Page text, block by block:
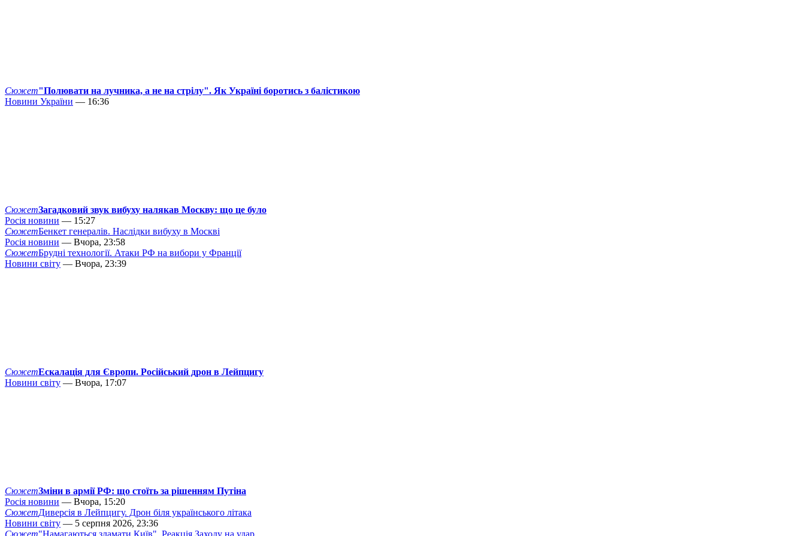
Сюжет"Полювати на лучника, а не на стрілу". Як Україні боротись з балістикою
Новини України — 16:36
СюжетЗагадковий звук вибуху налякав Москву: що це було
Росія новини — 15:27
СюжетБенкет генералів. Наслідки вибуху в Москві
Росія новини — Вчора, 23:58
СюжетБрудні технології. Атаки РФ на вибори у Франції
Новини світу — Вчора, 23:39
СюжетЕскалація для Європи. Російський дрон в Лейпцигу
Новини світу — Вчора, 17:07
СюжетЗміни в армії РФ: що стоїть за рішенням Путіна
Росія новини — Вчора, 15:20
СюжетДиверсія в Лейпцигу. Дрон біля українського літака
Новини світу — 5 серпня 2026, 23:36